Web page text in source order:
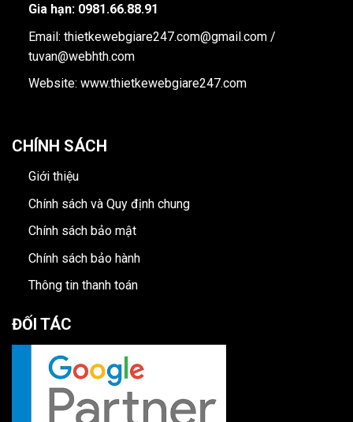
Gia hạn: 0981.66.88.91
Email: thietkewebgiare247.com@gmail.com /
tuvan@webhth.com
Website: www.thietkewebgiare247.com
CHÍNH SÁCH
Giới thiệu
Chính sách và Quy định chung
Chính sách bảo mật
Chính sách bảo hành
Thông tin thanh toán
ĐỐI TÁC